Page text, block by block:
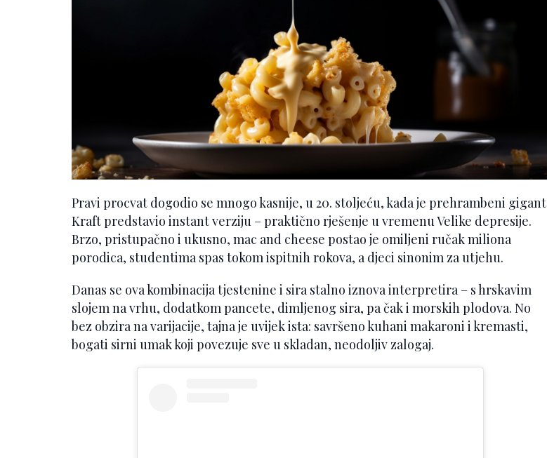
Pravi procvat dogodio se mnogo kasnije, u 20. stoljeću, kada je prehrambeni gigant
Kraft predstavio instant verziju – praktično rješenje u vremenu Velike depresije.
Brzo, pristupačno i ukusno, mac and cheese postao je omiljeni ručak miliona
porodica, studentima spas tokom ispitnih rokova, a djeci sinonim za utjehu.
Danas se ova kombinacija tjestenine i sira stalno iznova interpretira – s hrskavim
slojem na vrhu, dodatkom pancete, dimljenog sira, pa čak i morskih plodova. No
bez obzira na varijacije, tajna je uvijek ista: savršeno kuhani makaroni i kremasti,
bogati sirni umak koji povezuje sve u skladan, neodoljiv zalogaj.